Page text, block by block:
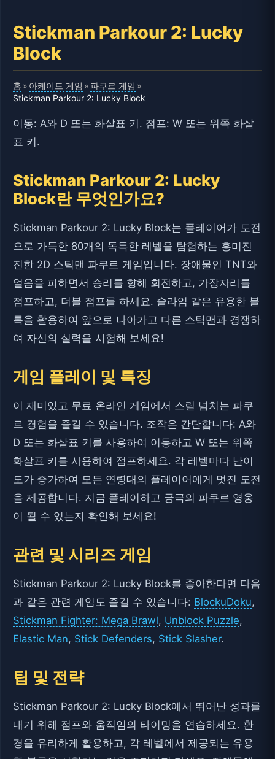
Stickman Parkour 2: Lucky
Block
홈 » 아케이드 게임 »파쿠르 게임 »
Stickman Parkour 2: Lucky Block
이동: A와 D 또는 화살표 키. 점프: W 또는 위쪽 화살
표 키.
Stickman Parkour 2: Lucky
Block란 무엇인가요?
Stickman Parkour 2: Lucky Block는 플레이어가 도전
으로 가득한 80개의 독특한 레벨을 탐험하는 흥미진
진한 2D 스틱맨 파쿠르 게임입니다. 장애물인 TNT와
얼음을 피하면서 승리를 향해 회전하고, 가장자리를
점프하고, 더블 점프를 하세요. 슬라임 같은 유용한 블
록을 활용하여 앞으로 나아가고 다른 스틱맨과 경쟁하
여 자신의 실력을 시험해 보세요!
게임 플레이 및 특징
이 재미있고 무료 온라인 게임에서 스릴 넘치는 파쿠
르 경험을 즐길 수 있습니다. 조작은 간단합니다: A와
D 또는 화살표 키를 사용하여 이동하고 W 또는 위쪽
화살표 키를 사용하여 점프하세요. 각 레벨마다 난이
도가 증가하여 모든 연령대의 플레이어에게 멋진 도전
을 제공합니다. 지금 플레이하고 궁극의 파쿠르 영웅
이 될 수 있는지 확인해 보세요!
관련 및 시리즈 게임
Stickman Parkour 2: Lucky Block를 좋아한다면 다음
과 같은 관련 게임도 즐길 수 있습니다: BlockuDoku,
Stickman Fighter: Mega Brawl, Unblock Puzzle,
Elastic Man, Stick Defenders, Stick Slasher.
팁 및 전략
Stickman Parkour 2: Lucky Block에서 뛰어난 성과를
내기 위해 점프와 움직임의 타이밍을 연습하세요. 환
경을 유리하게 활용하고, 각 레벨에서 제공되는 유용